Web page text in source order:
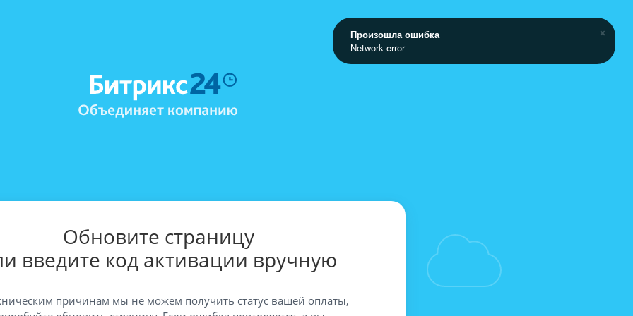
Обновите страницу
введите код активации вручную
причинам мы не можем получить статус вашей оплаты,
Произошла ошибка
Network error